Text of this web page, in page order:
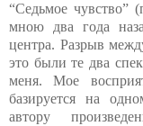
“Седьмое чувство”
мною два года
центра. Разрыв
это были те два
меня. Мое
базируется на
автору